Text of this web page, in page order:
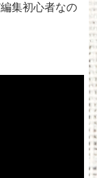
集初心者なの